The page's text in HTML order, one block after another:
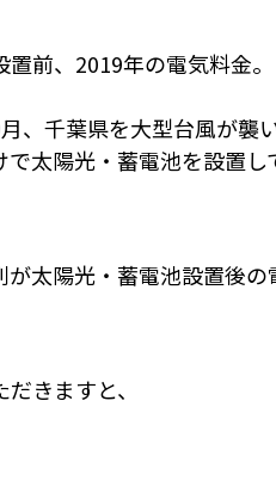
前、2019年の電気料金。
、千葉県を大型台風が襲
太陽光・蓄電池を設置し
が太陽光・蓄電池設置後の
きますと、